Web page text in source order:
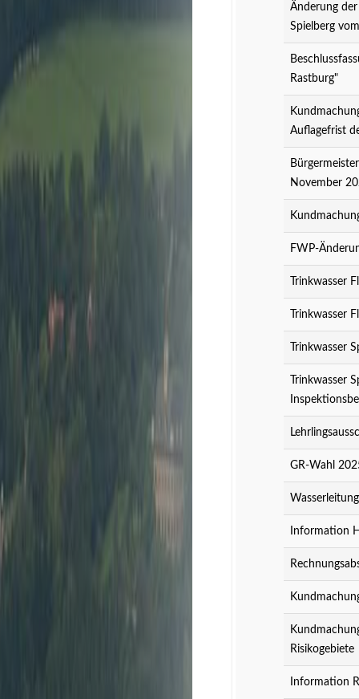
Änderung
Spielberg
Rastburg"
Auflagefrist
November
FWP-
Trinkwasser
Trinkwasser
Trinkwasser
Trinkwasser
GR-Wahl
Information
Risikogebiete
Information